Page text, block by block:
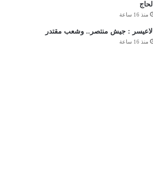
الحاج
منذ 16 ساعة
الاعيسر : جيش منتصر.. وشعب مقتدر
منذ 16 ساعة